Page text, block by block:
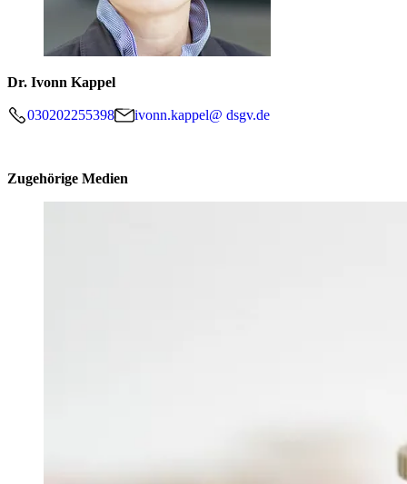
Dr. Ivonn Kappel
030202255398 ivonn.kappel@ dsgv.de
Zugehörige Medien